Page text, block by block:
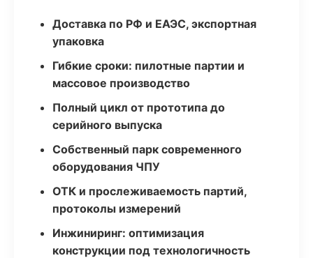
Доставка по РФ и ЕАЭС, экспортная
упаковка
Гибкие сроки: пилотные партии и
массовое производство
Полный цикл от прототипа до
серийного выпуска
Собственный парк современного
оборудования ЧПУ
ОТК и прослеживаемость партий,
протоколы измерений
Инжиниринг: оптимизация
конструкции под технологичность